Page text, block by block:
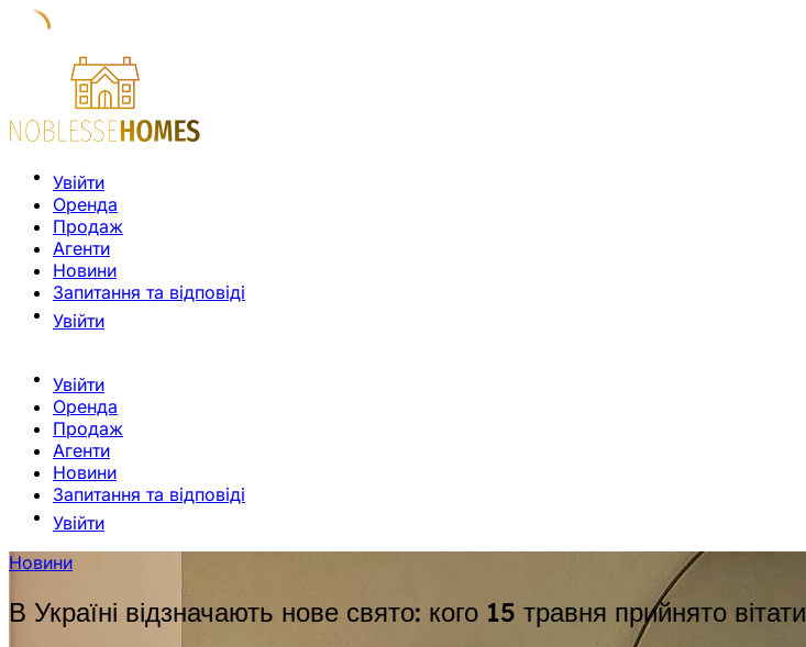
Увійти
Оренда
Продаж
Агенти
Новини
Запитання та відповіді
Увійти
Увійти
Оренда
Продаж
Агенти
Новини
Запитання та відповіді
Увійти
Новини
В Україні відзначають нове свято: кого 15 травня прийнято вітати